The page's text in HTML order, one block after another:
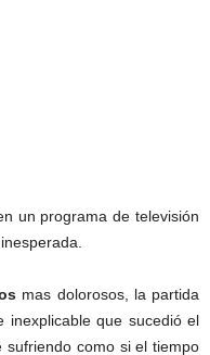
un programa de televisión
mas dolorosos, la partida
que sucedió el
como si el tiempo